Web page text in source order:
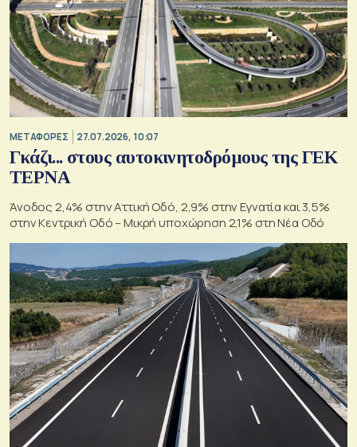
ΜΕΤΑΦΟΡΕΣ 27.07.2026, 10:07
Γκάζι... στους αυτοκινητοδρόμους της ΓΕΚ
ΤΕΡΝΑ
Άνοδος 2,4% στην Αττική Οδό, 2,9% στην Εγνατία και 3,5%
στην Κεντρική Οδό – Μικρή υποχώρηση 2,1% στη Νέα Οδό